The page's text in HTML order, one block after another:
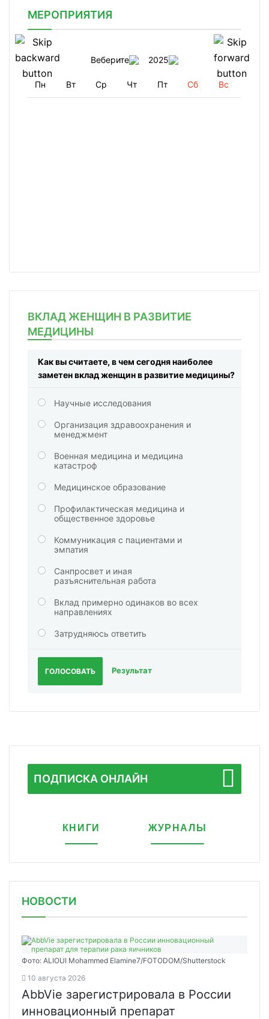
МЕРОПРИЯТИЯ
Веберите 2025
Пн Вт Ср Чт Пт Сб Вс
ВКЛАД ЖЕНЩИН В РАЗВИТИЕ
МЕДИЦИНЫ
Как вы считаете, в чем сегодня наиболее
заметен вклад женщин в развитие медицины?
Научные исследования
Организация здравоохранения и
менеджмент
Военная медицина и медицина
катастроф
Медицинское образование
Профилактическая медицина и
общественное здоровье
Коммуникация с пациентами и
эмпатия
Санпросвет и иная
разъяснительная работа
Вклад примерно одинаков во всех
направлениях
Затрудняюсь ответить
ГОЛОСОВАТЬ Результат
ПОДПИСКА ОНЛАЙН
КНИГИ ЖУРНАЛЫ
НОВОСТИ
Фото: ALIOUI Mohammed Elamine7/FOTODOM/Shutterstock
10 августа 2026
AbbVie зарегистрировала в России
инновационный препарат